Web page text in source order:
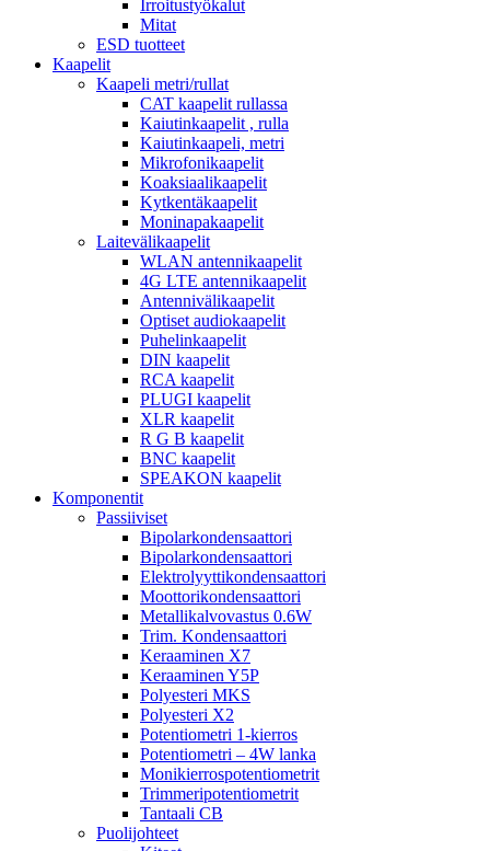
Irroitustyökalut
Mitat
ESD tuotteet
Kaapelit
Kaapeli metri/rullat
CAT kaapelit rullassa
Kaiutinkaapelit , rulla
Kaiutinkaapeli, metri
Mikrofonikaapelit
Koaksiaalikaapelit
Kytkentäkaapelit
Moninapakaapelit
Laitevälikaapelit
WLAN antennikaapelit
4G LTE antennikaapelit
Antennivälikaapelit
Optiset audiokaapelit
Puhelinkaapelit
DIN kaapelit
RCA kaapelit
PLUGI kaapelit
XLR kaapelit
R G B kaapelit
BNC kaapelit
SPEAKON kaapelit
Komponentit
Passiiviset
Bipolarkondensaattori
Bipolarkondensaattori
Elektrolyyttikondensaattori
Moottorikondensaattori
Metallikalvovastus 0.6W
Trim. Kondensaattori
Keraaminen X7
Keraaminen Y5P
Polyesteri MKS
Polyesteri X2
Potentiometri 1-kierros
Potentiometri – 4W lanka
Monikierrospotentiometrit
Trimmeripotentiometrit
Tantaali CB
Puolijohteet